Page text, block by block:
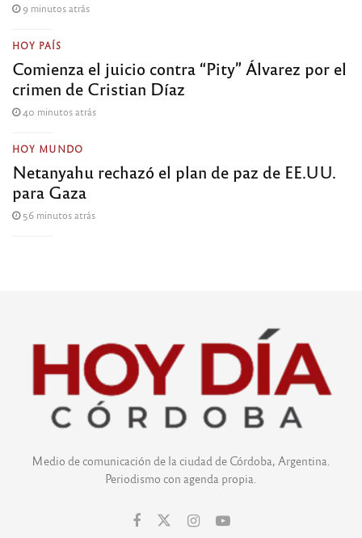
9 minutos atrás
HOY PAÍS
Comienza el juicio contra “Pity” Álvarez por el
crimen de Cristian Díaz
40 minutos atrás
HOY MUNDO
Netanyahu rechazó el plan de paz de EE.UU.
para Gaza
56 minutos atrás
Medio de comunicación de la ciudad de Córdoba, Argentina.
Periodismo con agenda propia.